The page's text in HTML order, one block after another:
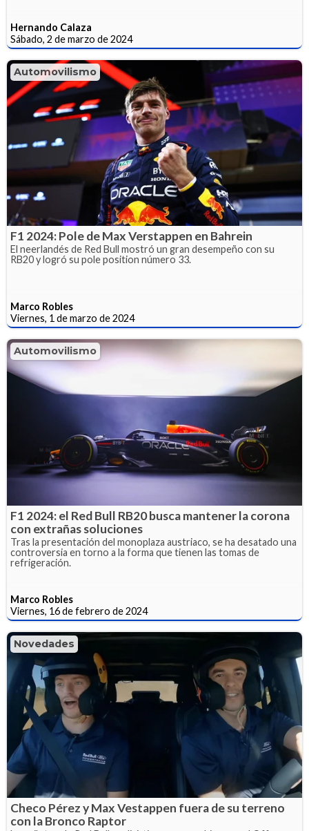
Hernando Calaza
Sábado, 2 de marzo de 2024
Automovilismo
F1 2024: Pole de Max Verstappen en Bahrein
El neerlandés de Red Bull mostró un gran desempeño con su
RB20 y logró su pole position número 33.
Marco Robles
Viernes, 1 de marzo de 2024
Automovilismo
F1 2024: el Red Bull RB20 busca mantener la corona
con extrañas soluciones
Tras la presentación del monoplaza austriaco, se ha desatado una
controversia en torno a la forma que tienen las tomas de
refrigeración.
Marco Robles
Viernes, 16 de febrero de 2024
Novedades
Checo Pérez y Max Vestappen fuera de su terreno
con la Bronco Raptor